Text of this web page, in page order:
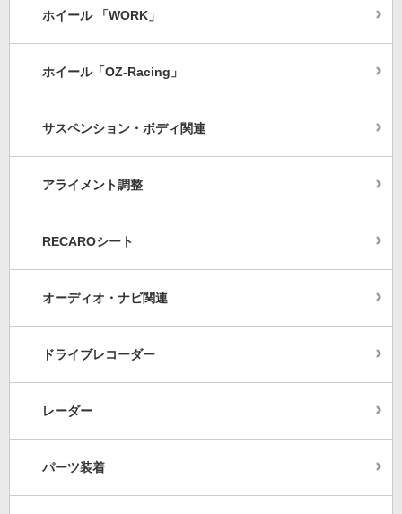
ホイール 「WORK」
ホイール「OZ-Racing」
サスペンション・ボディ関連
アライメント調整
RECAROシート
オーディオ・ナビ関連
ドライブレコーダー
レーダー
パーツ装着